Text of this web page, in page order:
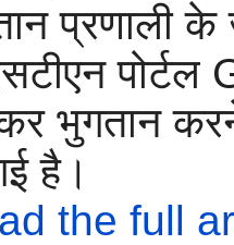
प्रणाली के
भुगतान
है।
the full